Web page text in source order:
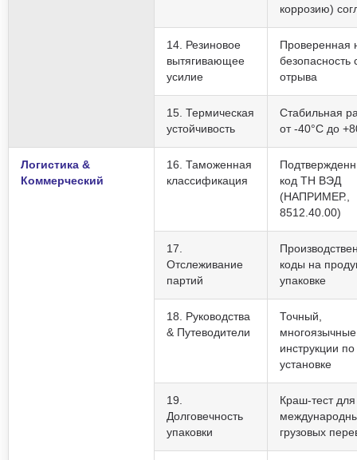
коррозию)
14. Резиновое
вытягивающее
усилие
Проверенная
безопасность
отрыва
15. Термическая
устойчивость
Стабильная
от -40°C до
Логистика &
Коммерческий
16. Таможенная
классификация
код ТН ВЭД
(НАПРИМЕР.,
8512.40.00)
17.
Отслеживание
партий
коды на
упаковке
18. Руководства
& Путеводители
Точный,
многоязычные
инструкции по
установке
19.
Долговечность
упаковки
Краш-тест для
грузовых